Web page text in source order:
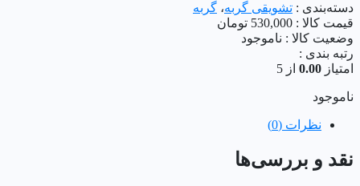
دسته‌بندی : تشویقی گربه، گربه
قیمت کالا : 530,000 تومان
وضعیت کالا : ناموجود
رتبه بندی :
امتیاز 0.00 از 5
ناموجود
نظرات (0)
نقد و بررسی‌ها